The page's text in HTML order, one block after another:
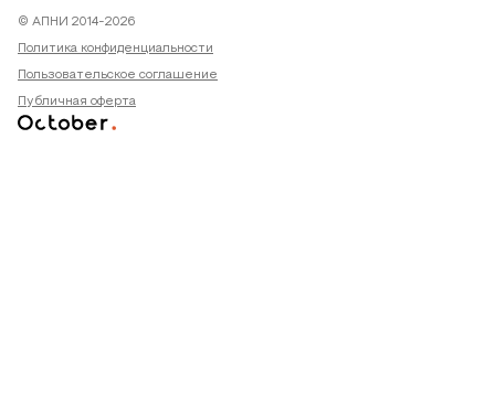
© АПНИ 2014-2026
Политика конфиденциальности
Пользовательское соглашение
Публичная оферта